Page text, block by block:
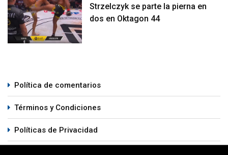
Strzelczyk se parte la pierna en
dos en Oktagon 44
Política de comentarios
Términos y Condiciones
Políticas de Privacidad